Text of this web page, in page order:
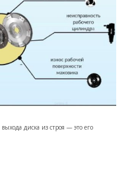
диска из строя — это его